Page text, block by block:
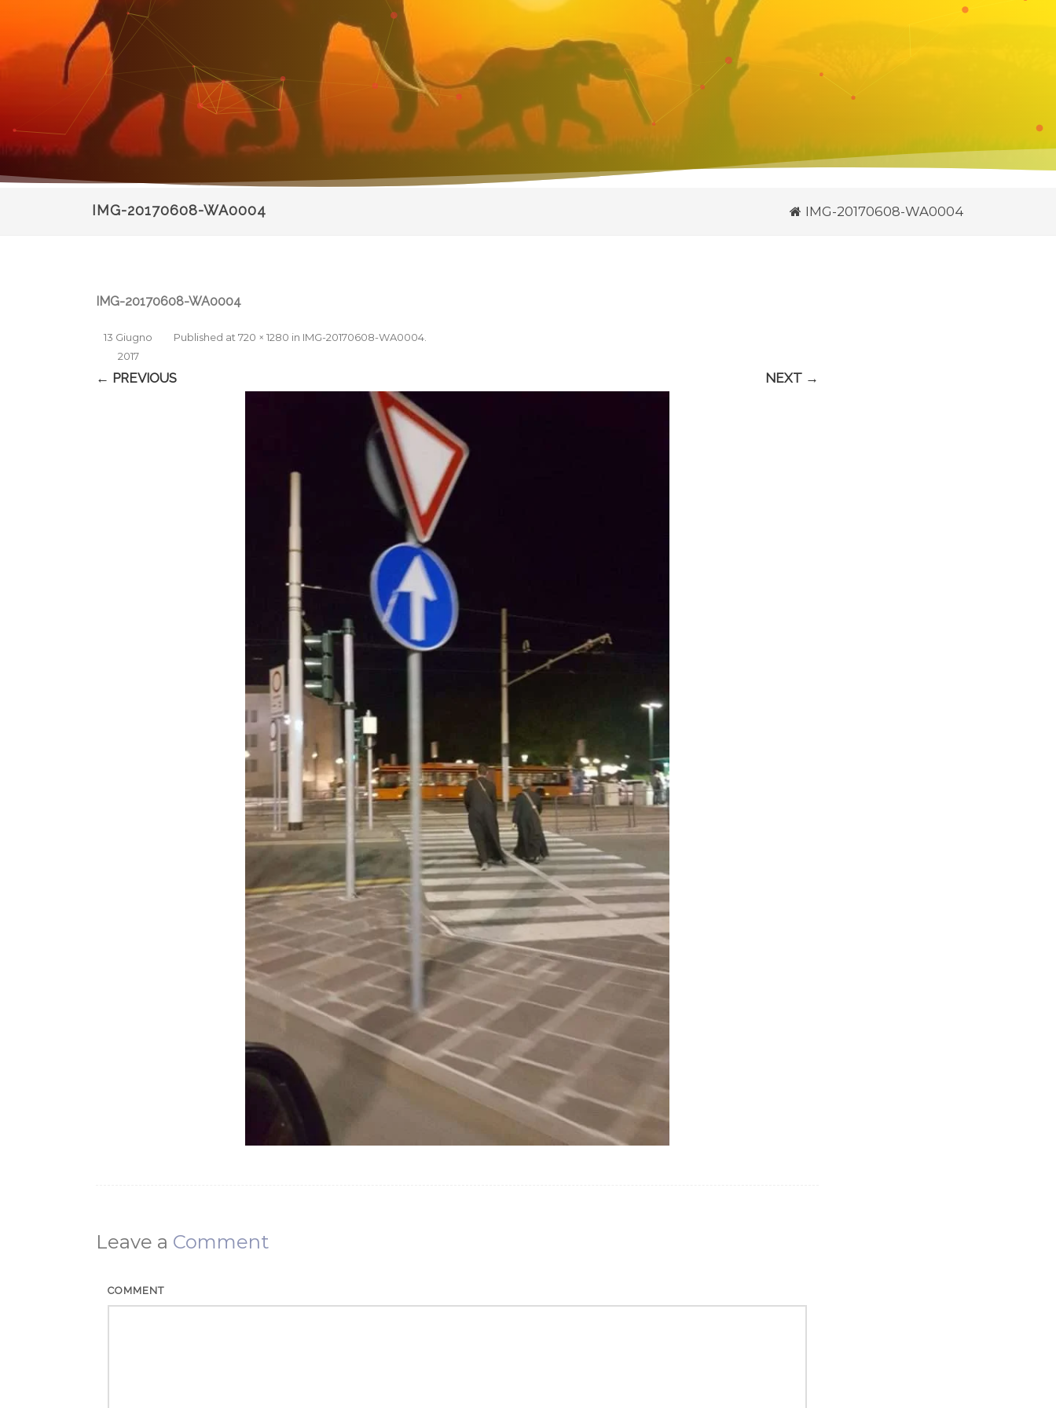
IMG-20170608-WA0004 IMG-20170608-WA0004
IMG-20170608-WA0004
Published
13 Giugno
2017
at720 × 1280 in IMG-20170608-WA0004.
← PREVIOUS NEXT →
Leave a Comment
COMMENT